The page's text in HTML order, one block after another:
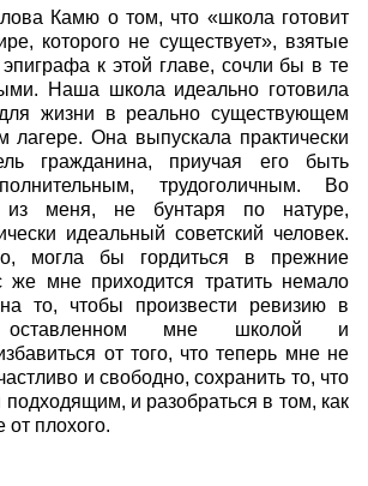
Камю о том, что «школа готовит
которого не существует», взятые
к этой главе, сочли бы в те
Наша школа идеально готовила
жизни в реально существующем
лагере. Она выпускала практически
гражданина, приучая его быть
трудоголичным. Во
из меня, не бунтаря по натуре,
идеальный советский человек.
могла бы гордиться в прежние
же мне приходится тратить немало
то, чтобы произвести ревизию в
оставленном мне школой и
от того, что теперь мне не
и свободно, сохранить то, что
и разобраться в том, как
от плохого.